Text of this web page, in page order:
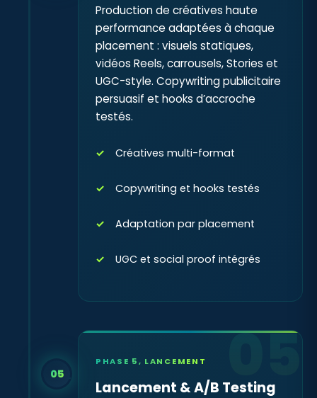
Production de créatives haute
performance adaptées à chaque
placement : visuels statiques,
vidéos Reels, carrousels, Stories et
UGC-style. Copywriting publicitaire
persuasif et hooks d’accroche
testés.
Créatives multi-format
Copywriting et hooks testés
Adaptation par placement
UGC et social proof intégrés
05 05
PHASE 5, LANCEMENT
Lancement & A/B Testing